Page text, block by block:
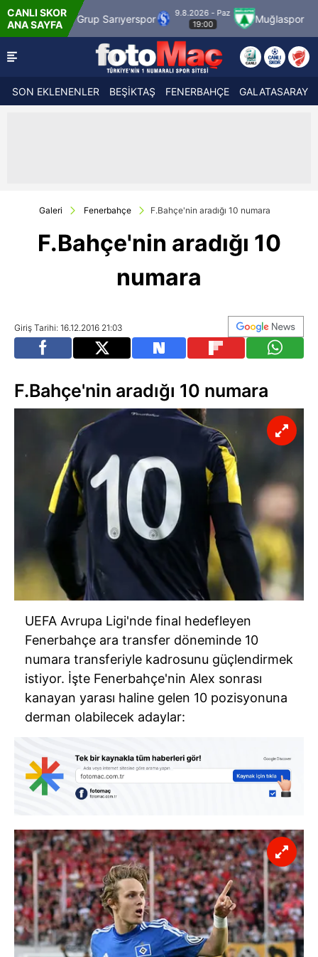
CANLI SKOR
ANA SAYFA
9.8.2026 - Paz
19:00
Muğlaspor Vanspor
21:30
SON EKLENENLER BEŞİKTAŞ FENERBAHÇE GALATASARAY
Galeri Fenerbahçe F.Bahçe'nin aradığı 10 numara
F.Bahçe'nin aradığı 10
numara
Giriş Tarihi: 16.12.2016 21:03
F.Bahçe'nin aradığı 10 numara
UEFA Avrupa Ligi'nde final hedefleyen
Fenerbahçe ara transfer döneminde 10
numara transferiyle kadrosunu güçlendirmek
istiyor. İşte Fenerbahçe'nin Alex sonrası
kanayan yarası haline gelen 10 pozisyonuna
derman olabilecek adaylar: